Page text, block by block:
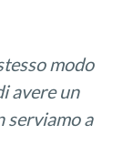
modo
avere un
serviamo a